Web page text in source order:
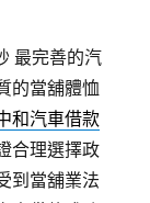
最完善的汽
的當舖體恤
和汽車借款
合理選擇政
到當舖業法